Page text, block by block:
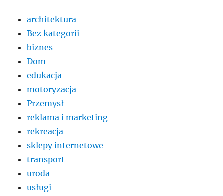
architektura
Bez kategorii
biznes
Dom
edukacja
motoryzacja
Przemysł
reklama i marketing
rekreacja
sklepy internetowe
transport
uroda
usługi